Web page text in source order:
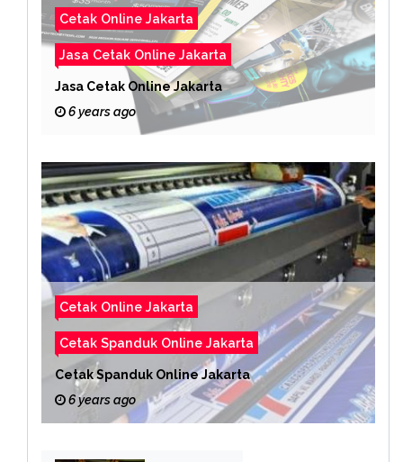
Cetak Online Jakarta
Jasa Cetak Online Jakarta
Jasa Cetak Online Jakarta
6 years ago
Cetak Online Jakarta
Cetak Spanduk Online Jakarta
Cetak Spanduk Online Jakarta
6 years ago